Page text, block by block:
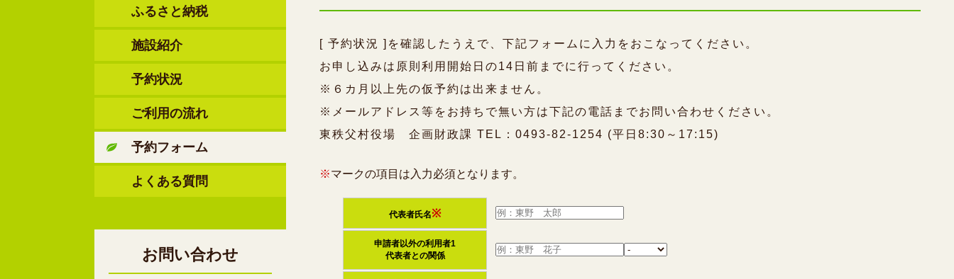
ふるさと納税
施設紹介
予約状況
ご利用の流れ
予約フォーム
よくある質問
お問い合わせ
[ 予約状況 ] を確認したうえで、下記フォームに入力をおこなってください。
お申し込みは原則利用開始日の14日前までに行ってください。
※６カ月以上先の仮予約は出来ません。
※メールアドレス等をお持ちで無い方は下記の電話までお問い合わせください。
東秩父村役場 企画財政課 TEL：0493-82-1254 (平日8:30～17:15)
※マークの項目は入力必須となります。
代表者氏名※
申請者以外の利用者1
代表者との関係